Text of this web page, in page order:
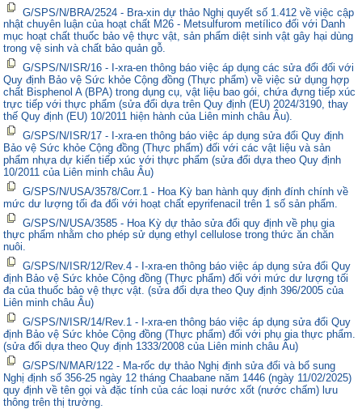
G/SPS/N/BRA/2524 - Bra-xin dự thảo Nghị quyết số 1.412 về việc cập
nhật chuyên luận của hoạt chất M26 - Metsulfurom metílico đối với Danh
mục hoạt chất thuốc bảo vệ thực vật, sản phẩm diệt sinh vật gây hại dùng
trong vệ sinh và chất bảo quản gỗ.
G/SPS/N/ISR/16 - I-xra-en thông báo việc áp dụng các sửa đổi đối với
Quy định Bảo vệ Sức khỏe Cộng đồng (Thực phẩm) về việc sử dụng hợp
chất Bisphenol A (BPA) trong dụng cụ, vật liệu bao gói, chứa đựng tiếp xúc
trực tiếp với thực phẩm (sửa đổi dựa trên Quy định (EU) 2024/3190, thay
thế Quy định (EU) 10/2011 hiện hành của Liên minh châu Âu).
G/SPS/N/ISR/17 - I-xra-en thông báo việc áp dụng sửa đổi Quy định
Bảo vệ Sức khỏe Cộng đồng (Thực phẩm) đối với các vật liệu và sản
phẩm nhựa dự kiến tiếp xúc với thực phẩm (sửa đổi dựa theo Quy định
10/2011 của Liên minh châu Âu)
G/SPS/N/USA/3578/Corr.1 - Hoa Kỳ ban hành quy định đính chính về
mức dư lượng tối đa đối với hoạt chất epyrifenacil trên 1 số sản phẩm.
G/SPS/N/USA/3585 - Hoa Kỳ dự thảo sửa đổi quy định về phụ gia
thực phẩm nhằm cho phép sử dụng ethyl cellulose trong thức ăn chăn
nuôi.
G/SPS/N/ISR/12/Rev.4 - I-xra-en thông báo việc áp dụng sửa đổi Quy
định Bảo vệ Sức khỏe Cộng đồng (Thực phẩm) đối với mức dư lượng tối
đa của thuốc bảo vệ thực vật. (sửa đổi dựa theo Quy định 396/2005 của
Liên minh châu Âu)
G/SPS/N/ISR/14/Rev.1 - I-xra-en thông báo việc áp dụng sửa đổi Quy
định Bảo vệ Sức khỏe Cộng đồng (Thực phẩm) đối với phụ gia thực phẩm.
(sửa đổi dựa theo Quy định 1333/2008 của Liên minh châu Âu)
G/SPS/N/MAR/122 - Ma-rốc dự thảo Nghị định sửa đổi và bổ sung
Nghị định số 356-25 ngày 12 tháng Chaabane năm 1446 (ngày 11/02/2025)
quy định về tên gọi và đặc tính của các loại nước xốt (nước chấm) lưu
thông trên thị trường.